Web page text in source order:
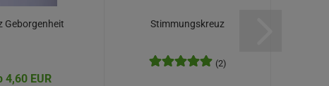
Geborgenheit
4,60 EUR
Stimmungskreuz
(2)